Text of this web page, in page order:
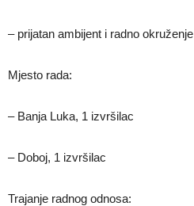
– prijatan ambijent i radno okruženje
Mjesto rada:
– Banja Luka, 1 izvršilac
– Doboj, 1 izvršilac
Trajanje radnog odnosa: